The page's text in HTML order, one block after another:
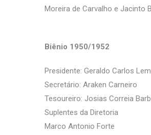
Moreira de Carvalho e Jacinto
Biênio 1950/1952
Presidente: Geraldo Carlos
Secretário: Araken Carneiro
Tesoureiro: Josias Correia
Suplentes da Diretoria
Marco Antonio Forte